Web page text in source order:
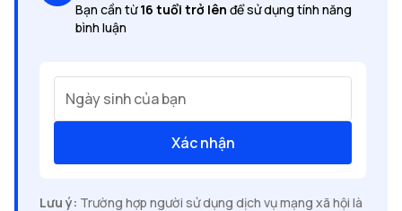
Bạn cần từ16 tuổi trở lên để sử dụng tính năng
bình luận
Ngày sinh của bạn
Xác nhận
Lưu ý: Trường hợp người sử dụng dịch vụ mạng xã hội là